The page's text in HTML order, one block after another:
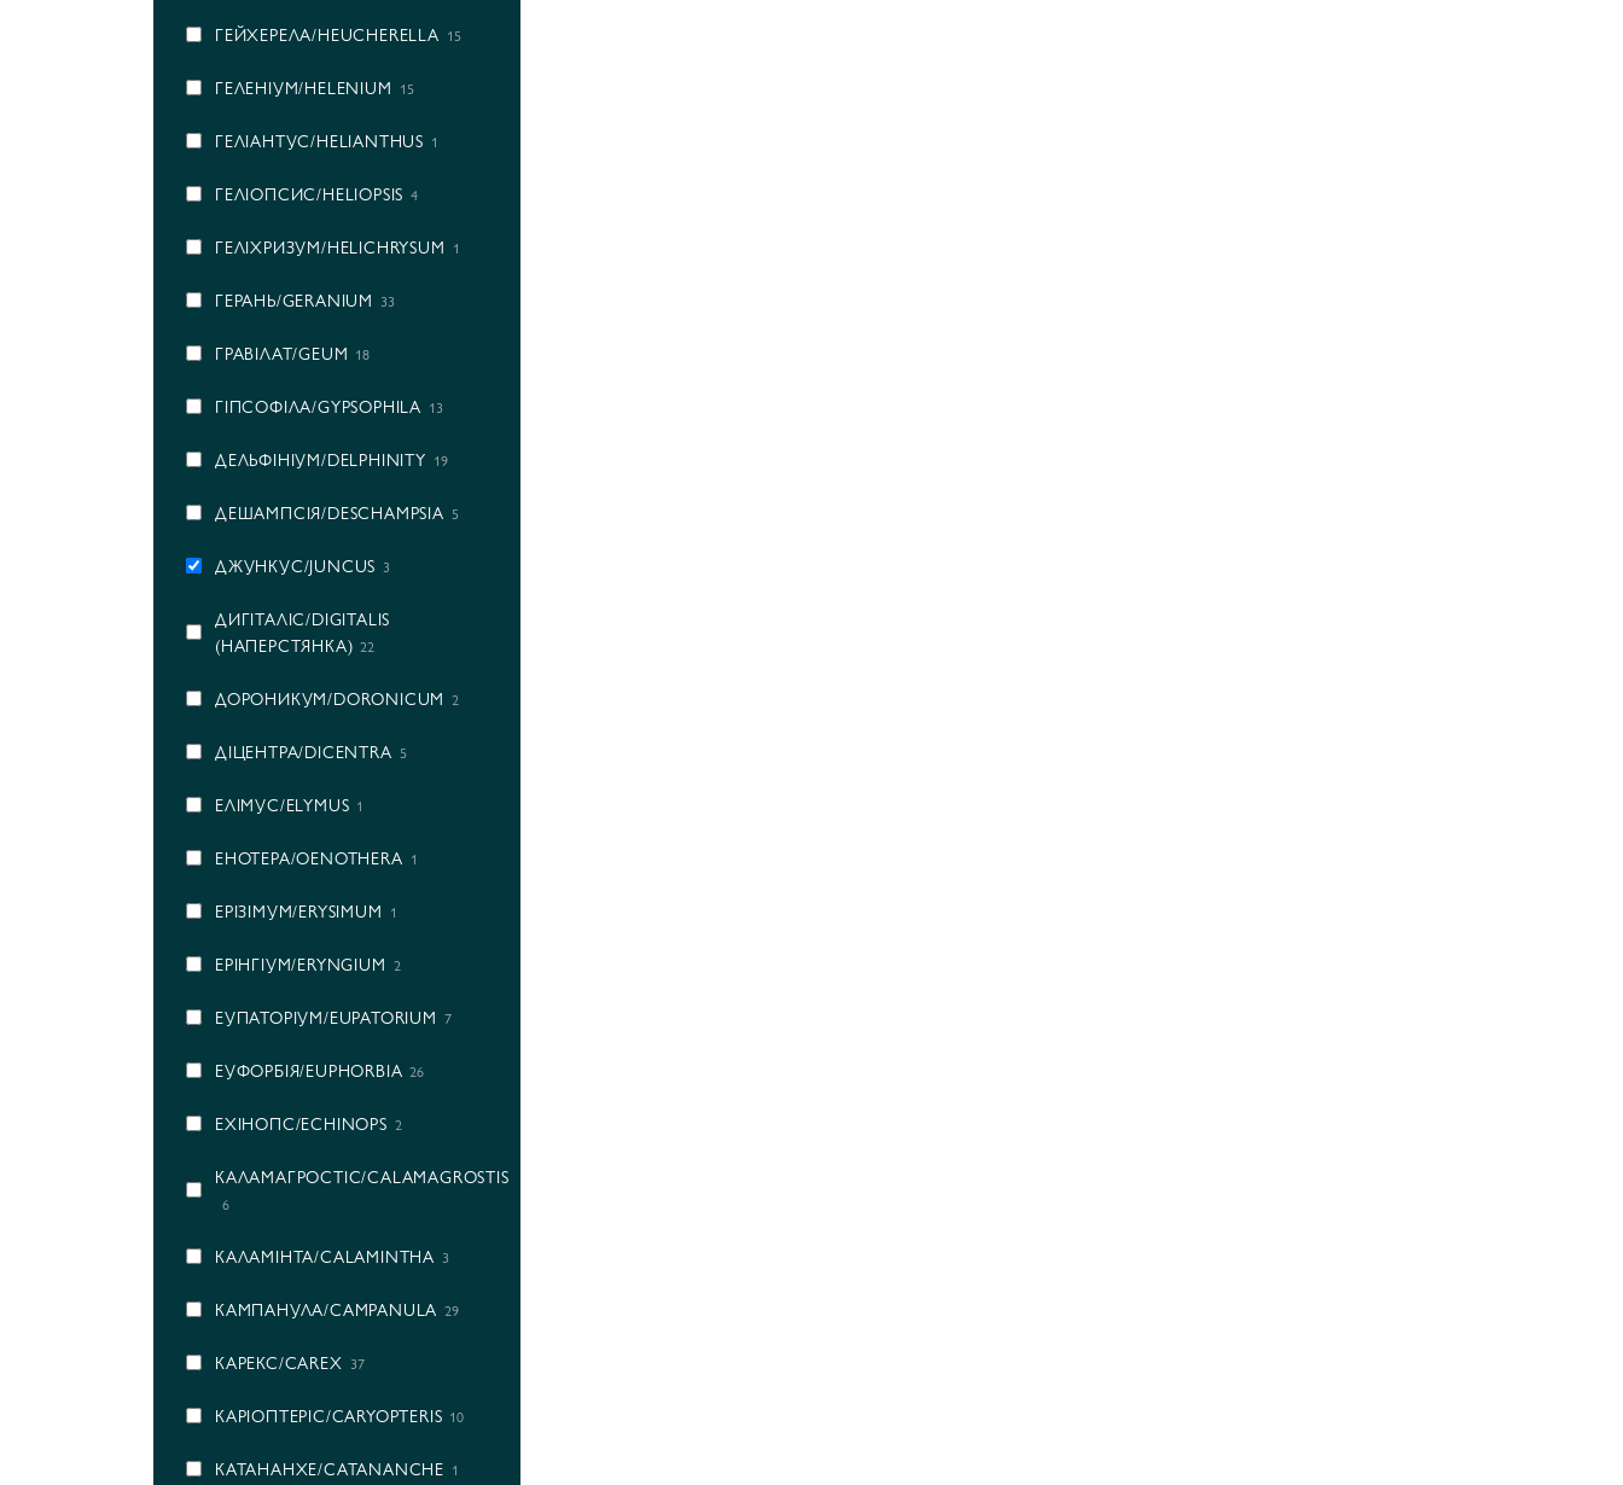
ГЕЙХЕРЕЛА/HEUCHERELLA 15
ГЕЛЕНІУМ/HELENIUM 15
ГЕЛІАНТУС/HELIANTHUS 1
ГЕЛІОПСИС/HELIOPSIS 4
ГЕЛІХРИЗУМ/HELICHRYSUM 1
ГЕРАНЬ/GERANIUM 33
ГРАВІЛАТ/GEUM 18
ГІПСОФІЛА/GYPSOPHILA 13
ДЕЛЬФІНІУМ/DELPHINITY 19
ДЕШАМПСІЯ/DESCHAMPSIA 5
ДЖУНКУС/JUNCUS 3
ДИГІТАЛІС/DIGITALIS
(НАПЕРСТЯНКА) 22
ДОРОНИКУМ/DORONICUM 2
ДІЦЕНТРА/DICENTRA 5
ЕЛІМУС/ELYMUS 1
ЕНОТЕРА/OENOTHERA 1
ЕРІЗІМУМ/ERYSIMUM 1
ЕРІНГІУМ/ERYNGIUM 2
ЕУПАТОРІУМ/EUPATORIUM 7
ЕУФОРБІЯ/EUPHORBIA 26
ЕХІНОПС/ECHINOPS 2
КАЛАМАГРОСТІС/CALAMAGROSTIS
6
КАЛАМІНТА/CALAMINTHA 3
КАМПАНУЛА/CAMPANULA 29
КАРЕКС/CAREX 37
КАРІОПТЕРІС/CARYOPTERIS 10
КАТАНАНХЕ/CATANANCHE 1